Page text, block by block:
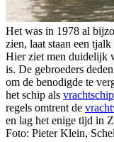
Het was in 1978 al
zien, laat staan een
Hier ziet men duidelijk
is. De gebroeders
om de benodigde te
het schip als vrachtschip
regels omtrent de
en lag het enige tijd in
Foto: Pieter Klein,